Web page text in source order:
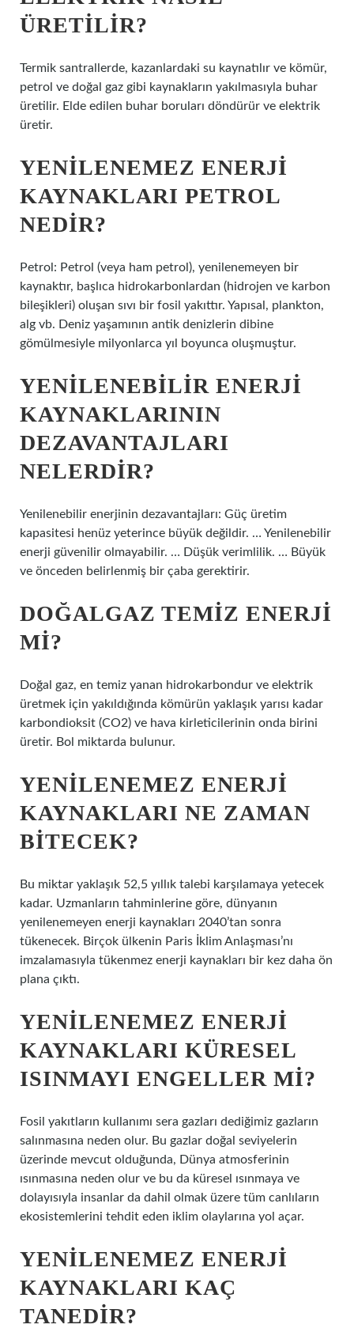
ÜRETILIR?
Termik santrallerde, kazanlardaki su kaynatılır ve kömür,
petrol ve doğal gaz gibi kaynakların yakılmasıyla buhar
üretilir. Elde edilen buhar boruları döndürür ve elektrik
üretir.
YENILENEMEZ ENERJI
KAYNAKLARI PETROL
NEDIR?
Petrol: Petrol (veya ham petrol), yenilenemeyen bir
kaynaktır, başlıca hidrokarbonlardan (hidrojen ve karbon
bileşikleri) oluşan sıvı bir fosil yakıttır. Yapısal, plankton,
alg vb. Deniz yaşamının antik denizlerin dibine
gömülmesiyle milyonlarca yıl boyunca oluşmuştur.
YENILENEBILIR ENERJI
KAYNAKLARININ
DEZAVANTAJLARI
NELERDIR?
Yenilenebilir enerjinin dezavantajları: Güç üretim
kapasitesi henüz yeterince büyük değildir. … Yenilenebilir
enerji güvenilir olmayabilir. … Düşük verimlilik. … Büyük
ve önceden belirlenmiş bir çaba gerektirir.
DOĞALGAZ TEMIZ ENERJI
MI?
Doğal gaz, en temiz yanan hidrokarbondur ve elektrik
üretmek için yakıldığında kömürün yaklaşık yarısı kadar
karbondioksit (CO2) ve hava kirleticilerinin onda birini
üretir. Bol miktarda bulunur.
YENILENEMEZ ENERJI
KAYNAKLARI NE ZAMAN
BITECEK?
Bu miktar yaklaşık 52,5 yıllık talebi karşılamaya yetecek
kadar. Uzmanların tahminlerine göre, dünyanın
yenilenemeyen enerji kaynakları 2040’tan sonra
tükenecek. Birçok ülkenin Paris İklim Anlaşması’nı
imzalamasıyla tükenmez enerji kaynakları bir kez daha ön
plana çıktı.
YENILENEMEZ ENERJI
KAYNAKLARI KÜRESEL
ISINMAYI ENGELLER MI?
Fosil yakıtların kullanımı sera gazları dediğimiz gazların
salınmasına neden olur. Bu gazlar doğal seviyelerin
üzerinde mevcut olduğunda, Dünya atmosferinin
ısınmasına neden olur ve bu da küresel ısınmaya ve
dolayısıyla insanlar da dahil olmak üzere tüm canlıların
ekosistemlerini tehdit eden iklim olaylarına yol açar.
YENILENEMEZ ENERJI
KAYNAKLARI KAÇ
TANEDIR?